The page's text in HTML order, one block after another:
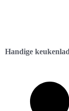
Handige